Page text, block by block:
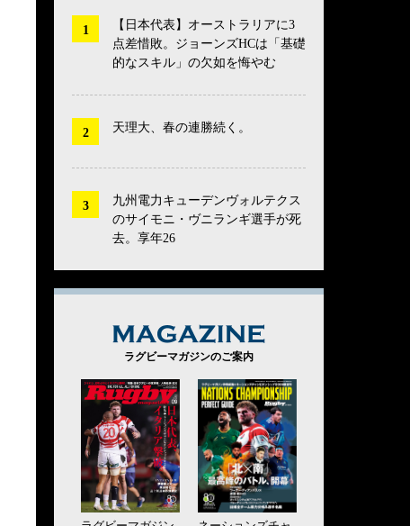
【日本代表】オーストラリアに3
点差惜敗。ジョーンズHCは「基礎
的なスキル」の欠如を悔やむ
天理大、春の連勝続く。
九州電力キューデンヴォルテクス
のサイモニ・ヴニランギ選手が死
去。享年26
ラグビーマガジンのご案内